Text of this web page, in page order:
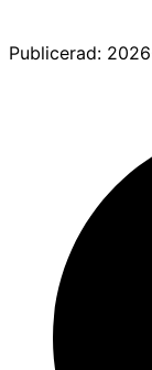
Publicerad: